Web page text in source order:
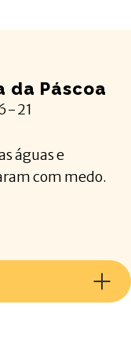
da Páscoa
21
águas e
com medo.